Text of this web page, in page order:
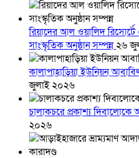
রিয়াদের আল ওয়ালিদ রিসোর্টে
সাংস্কৃতিক অনুষ্ঠান সম্পন্ন২৬
কালাপাহাড়িয়া ইউনিয়ন
জুলাই ২০২৬
চালাকচরে প্রকাশ্য
২০২৬